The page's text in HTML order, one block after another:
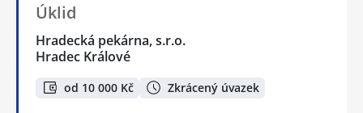
Úklid
Hradecká pekárna, s.r.o.
Hradec Králové
od 10 000 Kč Zkrácený úvazek